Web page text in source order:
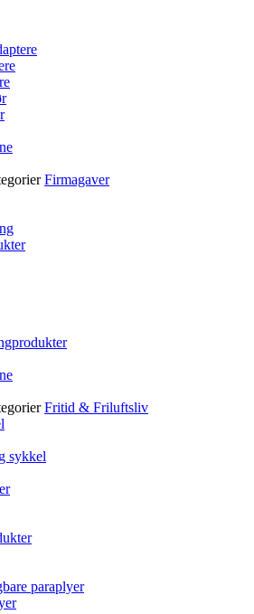
Firmagaver
Fritid & Friluftsliv
sykkel
paraplyer